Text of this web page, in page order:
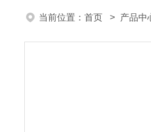
当前位置： 首页 > 产品中